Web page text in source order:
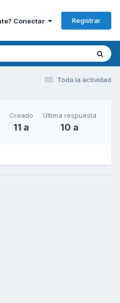
Conectar Registrar
Toda la actividad
Creado
11 a
Última respuesta
10 a